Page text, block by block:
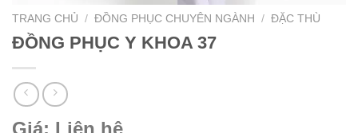
TRANG CHỦ / ĐỒNG PHỤC CHUYÊN NGÀNH / ĐẶC THÙ
ĐỒNG PHỤC Y KHOA 37